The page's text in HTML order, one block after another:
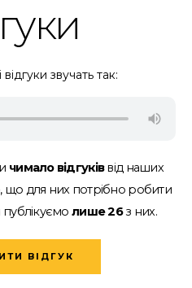
звучать так:
чимало відгуківвід наших
що для них потрібно робити
лише 26з них.
ВІДГУК